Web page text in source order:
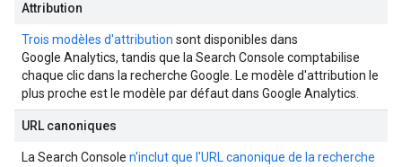
Attribution
Trois modèles d'attribution sont disponibles dans
Google Analytics, tandis que la Search Console comptabilise
chaque clic dans la recherche Google. Le modèle d'attribution le
plus proche est le modèle par défaut dans Google Analytics.
URL canoniques
La Search Console n'inclut que l'URL canonique de la recherche